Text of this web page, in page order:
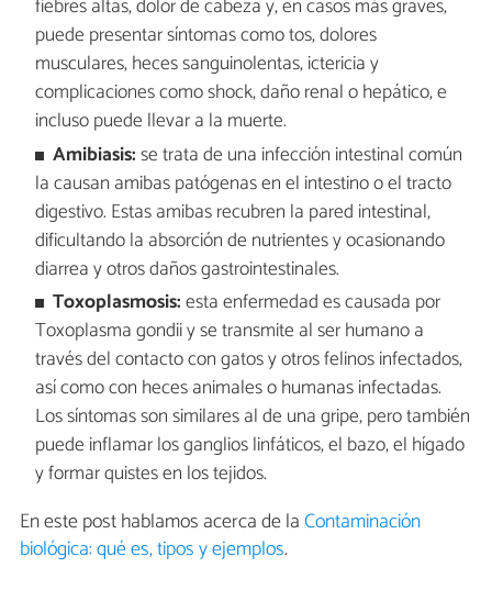
fiebres altas, dolor de cabeza y, en casos más graves,
puede presentar síntomas como tos, dolores
musculares, heces sanguinolentas, ictericia y
complicaciones como shock, daño renal o hepático, e
incluso puede llevar a la muerte.
Amibiasis:se trata de una infección intestinal común
la causan amibas patógenas en el intestino o el tracto
digestivo. Estas amibas recubren la pared intestinal,
dificultando la absorción de nutrientes y ocasionando
diarrea y otros daños gastrointestinales.
Toxoplasmosis:esta enfermedad es causada por
Toxoplasma gondii y se transmite al ser humano a
través del contacto con gatos y otros felinos infectados,
así como con heces animales o humanas infectadas.
Los síntomas son similares al de una gripe, pero también
puede inflamar los ganglios linfáticos, el bazo, el hígado
y formar quistes en los tejidos.
En este post hablamos acerca de laContaminación
biológica: qué es, tipos y ejemplos.